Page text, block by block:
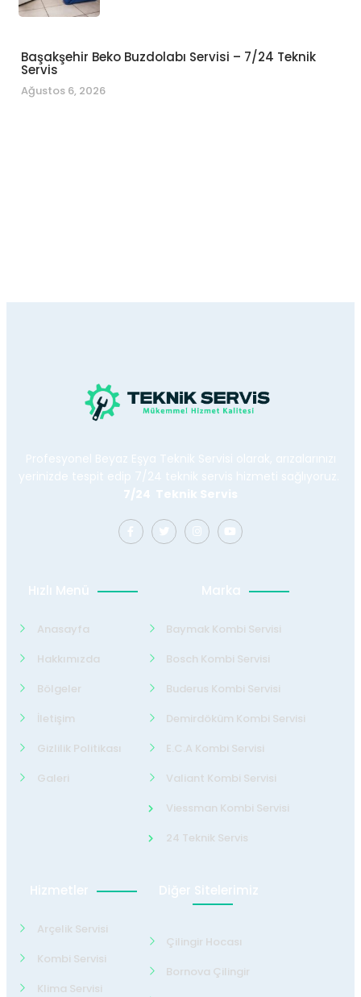
Başakşehir Beko Buzdolabı Servisi – 7/24 Teknik
Servis
Ağustos 6, 2026
Profesyonel Beyaz Eşya Teknik Servisi olarak, arızalarınızı
yerinizde tespit edip 7/24 teknik servis hizmeti sağlıyoruz.
7/24 Teknik Servis
Hızlı Menü
Anasayfa
Hakkımızda
Bölgeler
İletişim
Gizlilik Politikası
Galeri
Marka
Baymak Kombi Servisi
Bosch Kombi Servisi
Buderus Kombi Servisi
Demirdöküm Kombi Servisi
E.C.A Kombi Servisi
Valiant Kombi Servisi
Viessman Kombi Servisi
24 Teknik Servis
Hizmetler
Arçelik Servisi
Kombi Servisi
Klima Servisi
Diğer Sitelerimiz
Çilingir Hocası
Bornova Çilingir